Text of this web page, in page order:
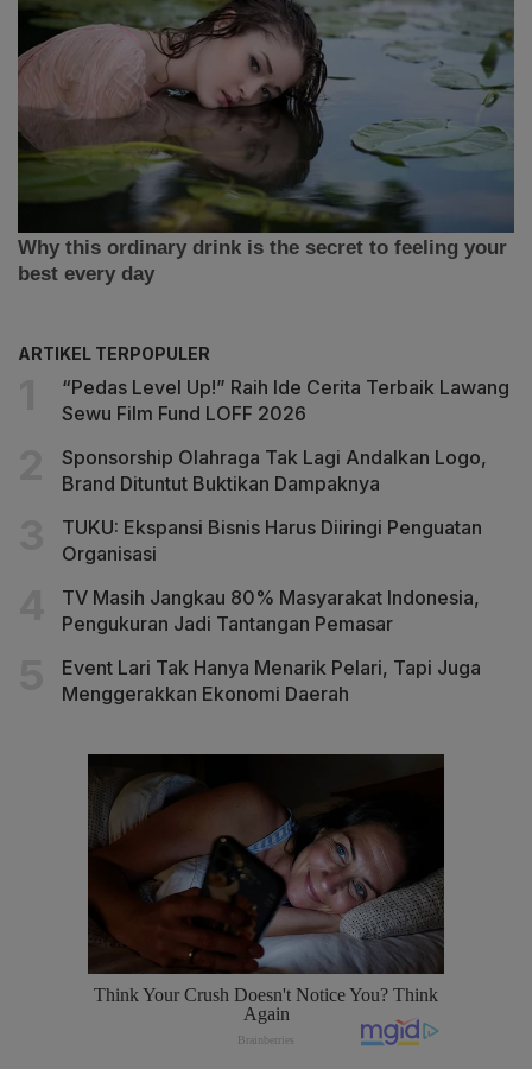
ARTIKEL TERPOPULER
“Pedas Level Up!” Raih Ide Cerita Terbaik Lawang
Sewu Film Fund LOFF 2026
Sponsorship Olahraga Tak Lagi Andalkan Logo,
Brand Dituntut Buktikan Dampaknya
TUKU: Ekspansi Bisnis Harus Diiringi Penguatan
Organisasi
TV Masih Jangkau 80% Masyarakat Indonesia,
Pengukuran Jadi Tantangan Pemasar
Event Lari Tak Hanya Menarik Pelari, Tapi Juga
Menggerakkan Ekonomi Daerah